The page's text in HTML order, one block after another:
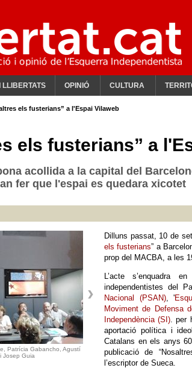
LLIBERTATS OPINIÓ CULTURA
els fusterians” a l'Espai Vilaweb
els fusterians” a
acollida a la capital del
fer que l'espai es quedara xicotet
Patrícia Gabancho, Agustí
Josep Guia
Dilluns passat, 10 de
els fusterians” a
prop del MACBA, a les
L’acte s’enquadra
independentistes del
Nacional (PSAN), '
Moviment de Defensa
Independència (SI). per
aportació política i
Catalans en els anys
publicació de
l’escriptor de Sueca.